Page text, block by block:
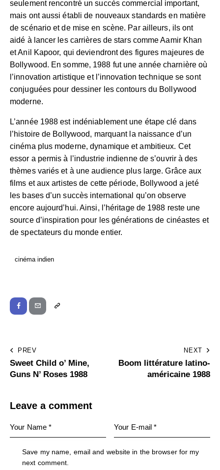
seulement rencontré un succès commercial important,
mais ont aussi établi de nouveaux standards en matière
de scénario et de mise en scène. Par ailleurs, ils ont
aidé à lancer les carrières de stars comme Aamir Khan
et Anil Kapoor, qui deviendront des figures majeures de
Bollywood. En somme, 1988 fut une année charnière où
l’innovation artistique et l’innovation technique se sont
conjuguées pour dessiner les contours du Bollywood
moderne.
L’année 1988 est indéniablement une étape clé dans
l’histoire de Bollywood, marquant la naissance d’un
cinéma plus moderne, dynamique et ambitieux. Cet
essor a permis à l’industrie indienne de s’ouvrir à des
thèmes variés et à une audience plus large. Grâce aux
films et aux artistes de cette période, Bollywood a jeté
les bases d’un succès international qu’on observe
encore aujourd’hui. Ainsi, l’héritage de 1988 reste une
source d’inspiration pour les générations de cinéastes et
de spectateurs du monde entier.
cinéma indien
PREV
Sweet Child o’ Mine,
Guns N’ Roses 1988
NEXT
Boom littérature latino-
américaine 1988
Leave a comment
Save my name, email and website in the browser for my
next comment.